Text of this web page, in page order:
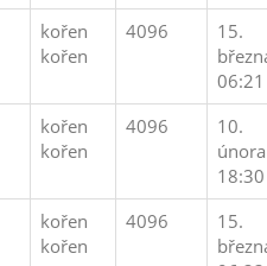
kořen
kořen
4096
15.
06:21
kořen
kořen
4096
10.
února
18:30
kořen
kořen
4096
15.